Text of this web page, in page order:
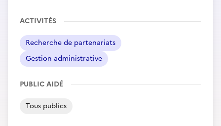
ACTIVITÉS
Recherche de partenariats
Gestion administrative
PUBLIC AIDÉ
Tous publics